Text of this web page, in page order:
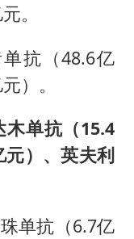
。
抗（48.6亿
）。
木单抗（15.4
元）、英夫利
单抗（6.7亿